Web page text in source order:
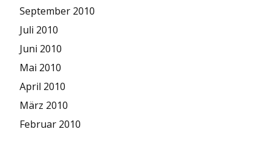
September 2010
Juli 2010
Juni 2010
Mai 2010
April 2010
März 2010
Februar 2010